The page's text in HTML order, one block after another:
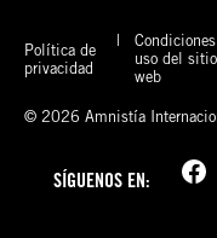
Política de
privacidad
uso del sitio
web
© 2026 Amnistía
SÍGUENOS EN: Facebook